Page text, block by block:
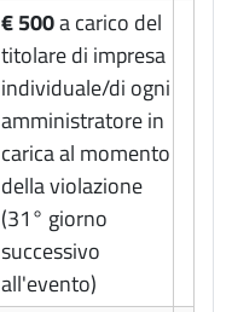
€ 500a carico del
titolare di impresa
individuale/di ogni
amministratore in
carica al momento
della violazione
(31° giorno
successivo
all'evento)